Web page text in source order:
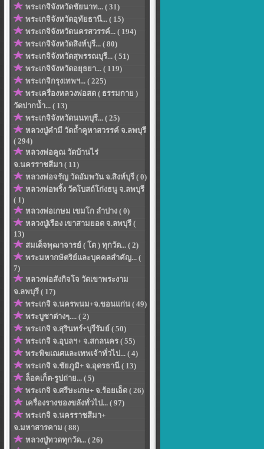
พระเกจิจังหวัดชัยนาท... ( 31)
พระเกจิจังหวัดอุทัยธานี... ( 15)
พระเกจิจังหวัดนครสวรรค์... ( 194)
พระเกจิจังหวัดสิงห์บุรี... ( 80)
พระเกจิจังหวัดสุพรรณบุรี... ( 51)
พระเกจิจังหวัดอยุธยา... ( 119)
พระเกจิกรุงเทพฯ... ( 225)
พระเครื่องหลวงพ่อสด ( ธรรมกาย )
วัดปากน้ำ... ( 13)
พระเกจิจังหวัดนนทบุรี... ( 25)
หลวงปู่คำมี วัดถ้ำคูหาสวรรค์ จ.ลพบุรี
( 294)
หลวงพ่อคูณ วัดบ้านไร่
จ.นครราชสีมา ( 11)
หลวงพ่อจรัญ วัดอัมพวัน จ.สิงห์บุรี ( 0)
หลวงพ่อพริ้ง วัดโบสถ์โก่งธนู จ.ลพบุรี
( 1)
หลวงพ่อเกษม เขมโก ลำปาง ( 0)
หลวงปู่เรือง เขาสามยอด จ.ลพบุรี (
13)
สมเด็จพุฒาจารย์ ( โต ) ทุกวัด... ( 2)
พระมหากษัตริย์และบุคคลสำคัญ... (
7)
หลวงพ่อสังกิจโจ วัดเขาพระงาม
จ.ลพบุรี ( 17)
พระเกจิ จ.นครพนม+จ.ขอนแก่น ( 49)
พระบูชาต่างๆ.... ( 2)
พระเกจิ จ.สุรินทร์+บุรีรัมย์ ( 50)
พระเกจิ จ.อุบลฯ+ จ.สกลนคร ( 55)
พระพิฆเณศและเทพเจ้าทั่วไป... ( 4)
พระเกจิ จ.ชัยภูมิ+ จ.อุดรธานี ( 13)
ล็อคเก็ต-รูปถ่าย... ( 5)
พระเกจิ จ.ศรีษะเกษ+ จ.ร้อยเอ็ด ( 26)
เครื่องรางของขลังทั่วไป... ( 97)
พระเกจิ จ.นครราชสีมา+
จ.มหาสารคาม ( 88)
หลวงปู่ทวดทุกวัด... ( 26)